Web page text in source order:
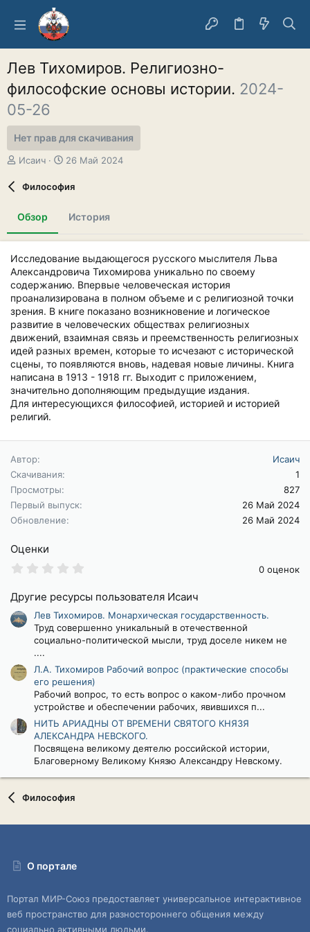
Лев Тихомиров. Религиозно-
философские основы истории. 2024-
05-26
Нет прав для скачивания
А
т
Исаич
Д
т
о
а
н
и
я
26 Май 2024
Философия
Обзор История
Исследование выдающегося русского мыслителя Льва
Александровича Тихомирова уникально по своему
содержанию. Впервые человеческая история
проанализирована в полном объеме и с религиозной точки
зрения. В книге показано возникновение и логическое
развитие в человеческих обществах религиозных
движений, взаимная связь и преемственность религиозных
идей разных времен, которые то исчезают с исторической
сцены, то появляются вновь, надевая новые личины. Книга
написана в 1913 - 1918 гг. Выходит с приложением,
значительно дополняющим предыдущие издания.
Для интересующихся философией, историей и историей
религий.
Автор
Исаич
Скачивания
1
Просмотры
827
Первый выпуск
26 Май 2024
Обновление
26 Май 2024
Оценки
0
в
ё
з
0 оценок
Другие ресурсы пользователя Исаич
Лев Тихомиров. Монархическая государственность.
Труд совершенно уникальный в отечественной
социально-политической мысли, труд доселе никем не
....
Л.А. Тихомиров Рабочий вопрос (практические способы
его решения)
Рабочий вопрос, то есть вопрос о каком-либо прочном
устройстве и обеспечении рабочих, явившихся п...
НИТЬ АРИАДНЫ ОТ ВРЕМЕНИ СВЯТОГО КНЯЗЯ
АЛЕКСАНДРА НЕВСКОГО.
Посвящена великому деятелю российской истории,
Благоверному Великому Князю Александру Невскому.
Философия
О портале
Портал МИР-Союз предоставляет универсальное интерактивное
веб пространство для разностороннего общения между
социально активными людьми.